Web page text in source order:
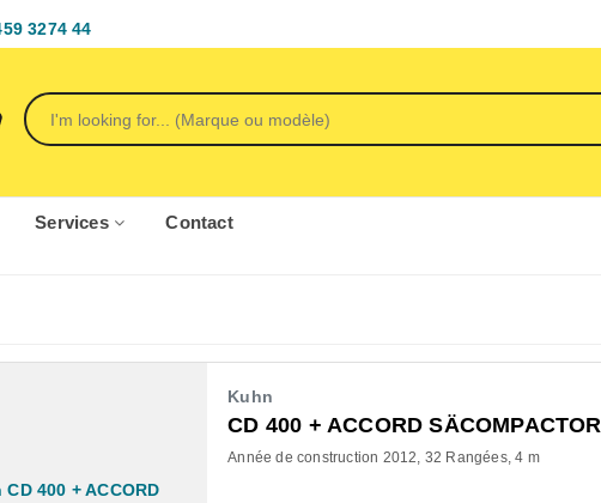
3274 44
Services Contact
Kuhn
CD 400 + ACCORD SÄCOMPACTOR
Année de construction 2012 32 Rangées 4 m